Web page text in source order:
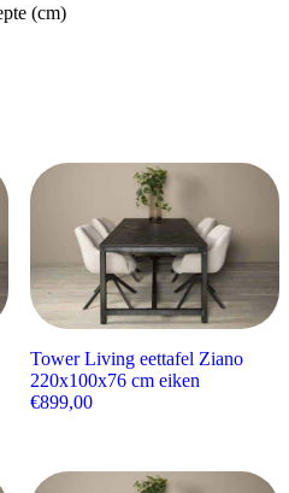
(cm)
Tower Living eettafel Ziano
220x100x76 cm eiken
€899,00